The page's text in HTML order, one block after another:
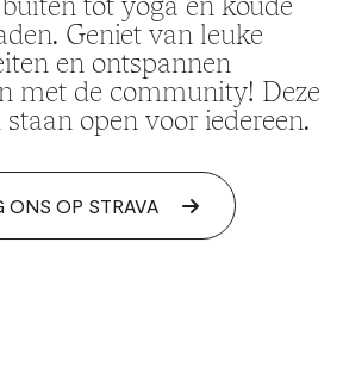
Geniet van leuke
en ontspannen
met de community! Deze
open voor iedereen.
ONS OP STRAVA